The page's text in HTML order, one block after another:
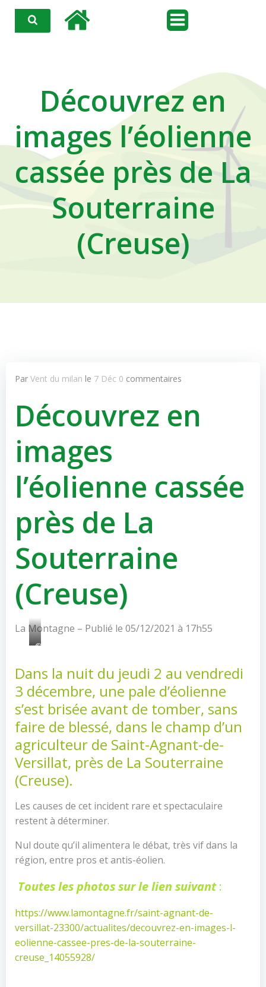
contenu
Découvrez en
images l’éolienne
cassée près de La
Souterraine
(Creuse)
Par Vent du milan le 7 Déc 0 commentaires
Découvrez en
images
l’éolienne cassée
près de La
Souterraine
(Creuse)
La Montagne – Publié le 05/12/2021 à 17h55
©Crédit
:
Floris
Bressy
et
Alix
Vermande
–
La
Montagne
Dans la nuit du jeudi 2 au vendredi
3 décembre, une pale d’éolienne
s’est brisée avant de tomber, sans
faire de blessé, dans le champ d’un
agriculteur de Saint-Agnant-de-
Versillat, près de La Souterraine
(Creuse).
Les causes de cet incident rare et spectaculaire
restent à déterminer.
Nul doute qu’il alimentera le débat, très vif dans la
région, entre pros et antis-éolien.
Toutes les photos sur le lien suivant:
https://www.lamontagne.fr/saint-agnant-de-
versillat-23300/actualites/decouvrez-en-images-l-
eolienne-cassee-pres-de-la-souterraine-
creuse_14055928/